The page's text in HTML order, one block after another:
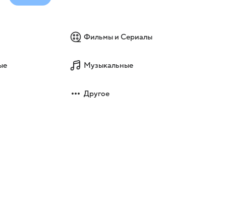
Фильмы и Сериалы
Музыкальные
Другое